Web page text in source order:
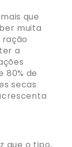
que
muita
a
80% de
secas
que o tipo,